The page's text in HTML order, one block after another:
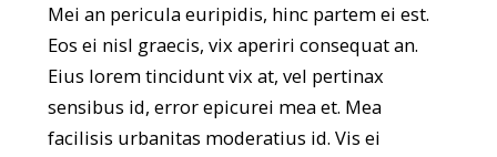
Mei an pericula euripidis, hinc partem ei est.
Eos ei nisl graecis, vix aperiri consequat an.
Eius lorem tincidunt vix at, vel pertinax
sensibus id, error epicurei mea et. Mea
facilisis urbanitas moderatius id. Vis ei